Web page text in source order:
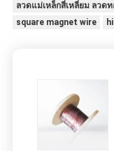
ลวดแม่เหล็กสี่เหลี่ยม ลวด
square magnet wire